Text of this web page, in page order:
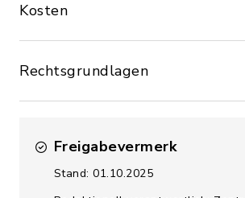
Kosten
Rechtsgrundlagen
Freigabevermerk
Stand: 01.10.2025